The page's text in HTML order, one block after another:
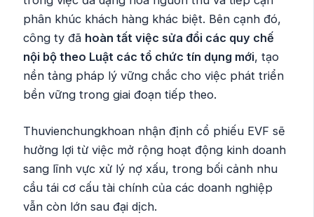
phân khúc khách hàng khác biệt. Bên cạnh đó,
công ty đã hoàn tất việc sửa đổi các quy chế
nội bộ theo Luật các tổ chức tín dụng mới, tạo
nền tảng pháp lý vững chắc cho việc phát triển
bền vững trong giai đoạn tiếp theo.
Thuvienchungkhoan nhận định cổ phiếu EVF sẽ
hưởng lợi từ việc mở rộng hoạt động kinh doanh
sang lĩnh vực xử lý nợ xấu, trong bối cảnh nhu
cầu tái cơ cấu tài chính của các doanh nghiệp
vẫn còn lớn sau đại dịch.